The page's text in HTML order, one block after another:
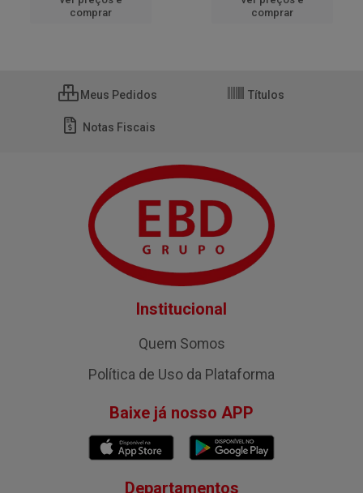
comprar
comprar
Meus Pedidos Títulos
Notas Fiscais
Institucional
Quem Somos
Política de Uso da Plataforma
Baixe já nosso APP
Departamentos